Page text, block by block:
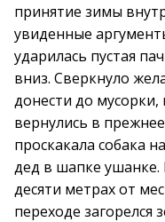
принятие зимы
увиденные
ударилась пустая
вниз. Сверкнуло
донести до мусорки,
вернулись в
проскакала собака
дед в шапке ушанке.
десяти метрах от
переходе загорелся